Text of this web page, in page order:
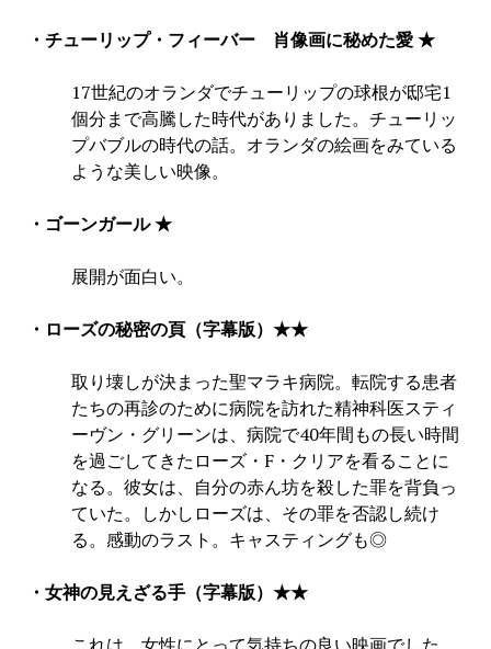
・チューリップ・フィーバー 肖像画に秘めた愛 ★
17世紀のオランダでチューリップの球根が邸宅1
個分まで高騰した時代がありました。チューリッ
プバブルの時代の話。オランダの絵画をみている
ような美しい映像。
・ゴーンガール ★
展開が面白い。
・ローズの秘密の頁（字幕版）★★
取り壊しが決まった聖マラキ病院。転院する患者
たちの再診のために病院を訪れた精神科医スティ
ーヴン・グリーンは、病院で40年間もの長い時間
を過ごしてきたローズ・F・クリアを看ることに
なる。彼女は、自分の赤ん坊を殺した罪を背負っ
ていた。しかしローズは、その罪を否認し続け
る。感動のラスト。キャスティングも◎
・女神の見えざる手（字幕版）★★
これは、女性にとって気持ちの良い映画でした。